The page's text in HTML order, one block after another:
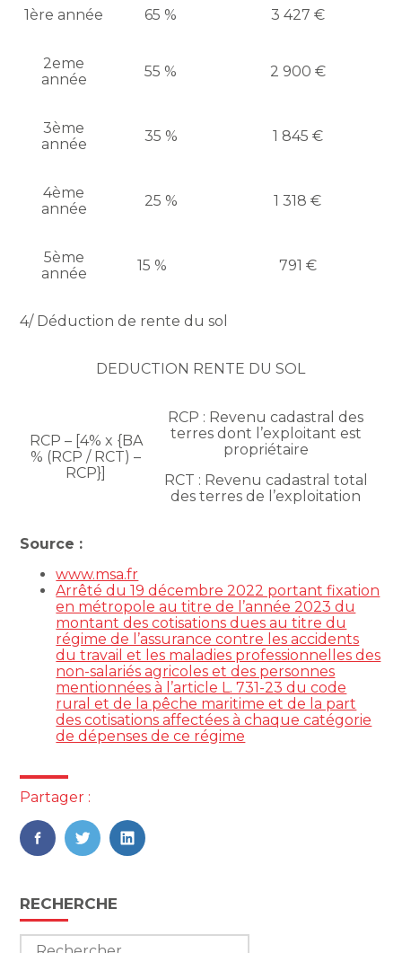
1ère année 65 % 3 427 €
2eme
année
55 % 2 900 €
3ème
année
35 % 1 845 €
4ème
année
25 % 1 318 €
5ème
année
15 % 791 €
4/ Déduction de rente du sol
DEDUCTION RENTE DU SOL
RCP – [4% x {BA
% (RCP / RCT) –
RCP}]
RCP : Revenu cadastral des
terres dont l’exploitant est
propriétaire
RCT : Revenu cadastral total
des terres de l’exploitation
Source :
www.msa.fr
Arrêté du 19 décembre 2022 portant fixation
en métropole au titre de l’année 2023 du
montant des cotisations dues au titre du
régime de l’assurance contre les accidents
du travail et les maladies professionnelles des
non-salariés agricoles et des personnes
mentionnées à l’article L. 731-23 du code
rural et de la pêche maritime et de la part
des cotisations affectées à chaque catégorie
de dépenses de ce régime
Partager :
FaceBook
TwitterLinkedIn
Blog
sidebar
RECHERCHE
Rechercher :